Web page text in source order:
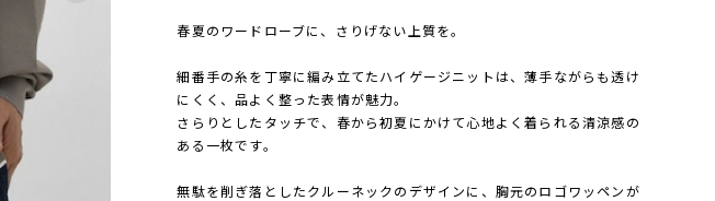
春夏のワードローブに、さりげない上質を。
細番手の糸を丁寧に編み立てたハイゲージニットは、薄手ながらも透け
にくく、品よく整った表情が魅力。
さらりとしたタッチで、春から初夏にかけて心地よく着られる清涼感の
ある一枚です。
無駄を削ぎ落としたクルーネックのデザインに、胸元のロゴワッペンが